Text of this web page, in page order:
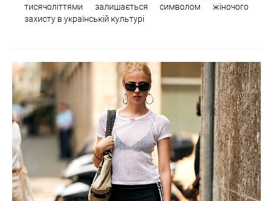
тисячоліттями залишається символом жіночого
захисту в українській культурі